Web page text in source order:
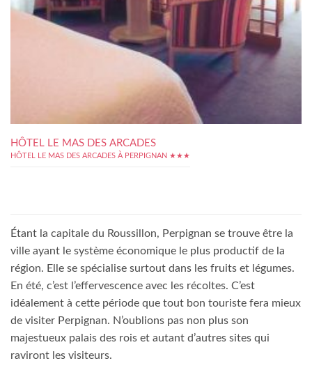
HÔTEL LE MAS DES ARCADES
HÔTEL LE MAS DES ARCADES À PERPIGNAN ★★★
Étant la capitale du Roussillon, Perpignan se trouve être la
ville ayant le système économique le plus productif de la
région. Elle se spécialise surtout dans les fruits et légumes.
En été, c’est l’effervescence avec les récoltes. C’est
idéalement à cette période que tout bon touriste fera mieux
de visiter Perpignan. N’oublions pas non plus son
majestueux palais des rois et autant d’autres sites qui
raviront les visiteurs.